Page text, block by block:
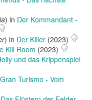
) in Der Kommandant -
) in Der Killer (2023)
Kill Room (2023)
und das Krippenspiel
Gran Turismo - Vom